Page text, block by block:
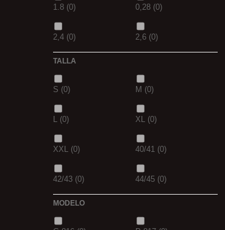
1.8 (0) 0,28 (0)
2,4 (0) 2,6 (0)
1,5 (0) (0)
2,3 (0)
TALLA
S (0) M (0)
L (0) XL (0)
XXL (0) 40/41 (0)
42/43 (0) 44/45 (0)
MODELO